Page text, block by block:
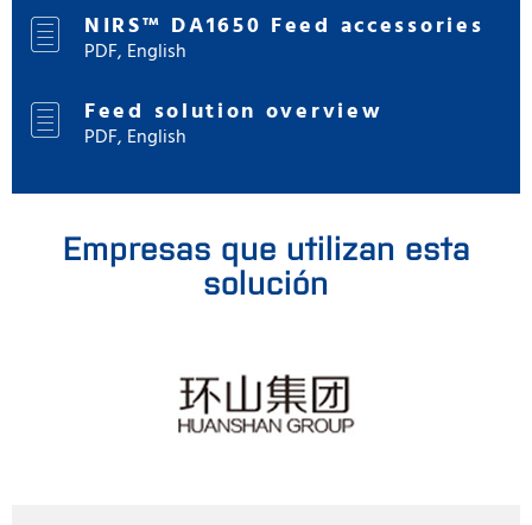
NIRS™ DA1650 Feed accessories
PDF, English
Feed solution overview
PDF, English
Empresas que utilizan esta
solución